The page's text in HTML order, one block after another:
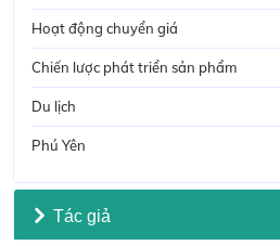
Hoạt động chuyển giá
Chiến lược phát triển sản phẩm
Du lịch
Phú Yên
Tác giả